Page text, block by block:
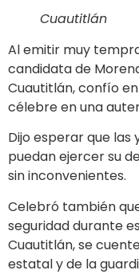
Cuautitlán
Al emitir muy
candidata de
Cuautitlán, confío
célebre en una
Dijo esperar que las
puedan ejercer su
sin inconvenientes.
Celebró también
seguridad durante
Cuautitlán, se
estatal y de la